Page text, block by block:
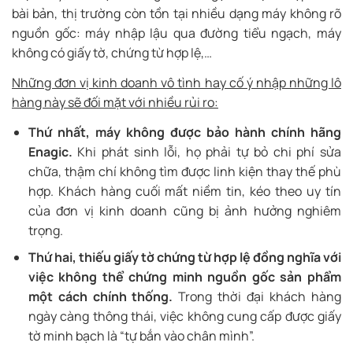
bài bản, thị trường còn tồn tại nhiều dạng máy không rõ
nguồn gốc: máy nhập lậu qua đường tiểu ngạch, máy
không có giấy tờ, chứng từ hợp lệ,…
Những đơn vị kinh doanh vô tình hay cố ý nhập những lô
hàng này sẽ đối mặt với nhiều rủi ro:
Thứ nhất, máy không được bảo hành chính hãng
Enagic. Khi phát sinh lỗi, họ phải tự bỏ chi phí sửa
chữa, thậm chí không tìm được linh kiện thay thế phù
hợp. Khách hàng cuối mất niềm tin, kéo theo uy tín
của đơn vị kinh doanh cũng bị ảnh hưởng nghiêm
trọng.
Thứ hai, thiếu giấy tờ chứng từ hợp lệ đồng nghĩa với
việc không thể chứng minh nguồn gốc sản phẩm
một cách chính thống.Trong thời đại khách hàng
ngày càng thông thái, việc không cung cấp được giấy
tờ minh bạch là “tự bắn vào chân mình”.